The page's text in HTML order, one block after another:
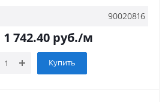
90020816
1 742.40 руб./м
Купить